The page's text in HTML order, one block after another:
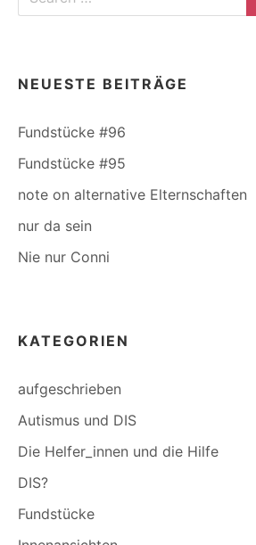
for:
NEUESTE BEITRÄGE
Fundstücke #96
Fundstücke #95
note on alternative Elternschaften
nur da sein
Nie nur Conni
KATEGORIEN
aufgeschrieben
Autismus und DIS
Die Helfer_innen und die Hilfe
DIS?
Fundstücke